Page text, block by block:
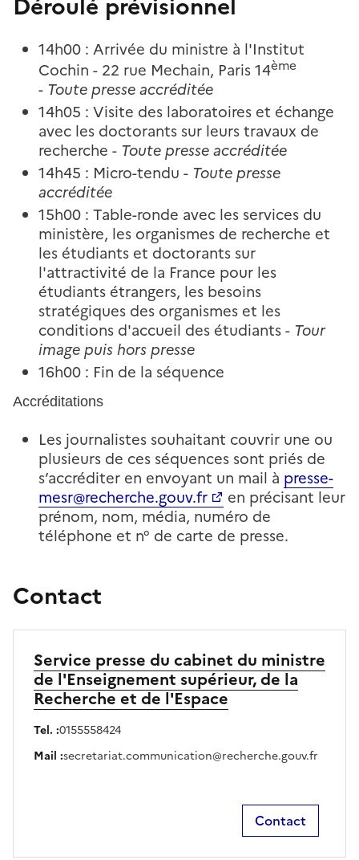
14h00 : Arrivée du ministre à l'Institut
Cochin - 22 rue Mechain, Paris 14ème
- Toute presse accréditée
14h05 : Visite des laboratoires et échange
avec les doctorants sur leurs travaux de
recherche - Toute presse accréditée
14h45 : Micro-tendu - Toute presse
accréditée
15h00 : Table-ronde avec les services du
ministère, les organismes de recherche et
les étudiants et doctorants sur
l'attractivité de la France pour les
étudiants étrangers, les besoins
stratégiques des organismes et les
conditions d'accueil des étudiants - Tour
image puis hors presse
16h00 : Fin de la séquence
Accréditations
Les journalistes souhaitant couvrir une ou
plusieurs de ces séquences sont priés de
s’accréditer en envoyant un mail à presse-
mesr@recherche.gouv.fr
en précisant leur
prénom, nom, média, numéro de
téléphone et n° de carte de presse.
Contact
Service presse du cabinet du ministre
de l'Enseignement supérieur, de la
Recherche et de l'Espace
Tel. :0155558424
Mail :secretariat.communication@recherche.gouv.fr
Contact